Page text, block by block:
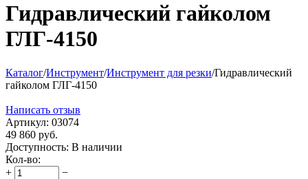
Гидравлический гайколом
ГЛГ-4150
Каталог/Инструмент/Инструмент для резки/Гидравлический
гайколом ГЛГ-4150
Написать отзыв
Артикул: 03074
49 860 руб.
Доступность: В наличии
Кол-во:
+
−